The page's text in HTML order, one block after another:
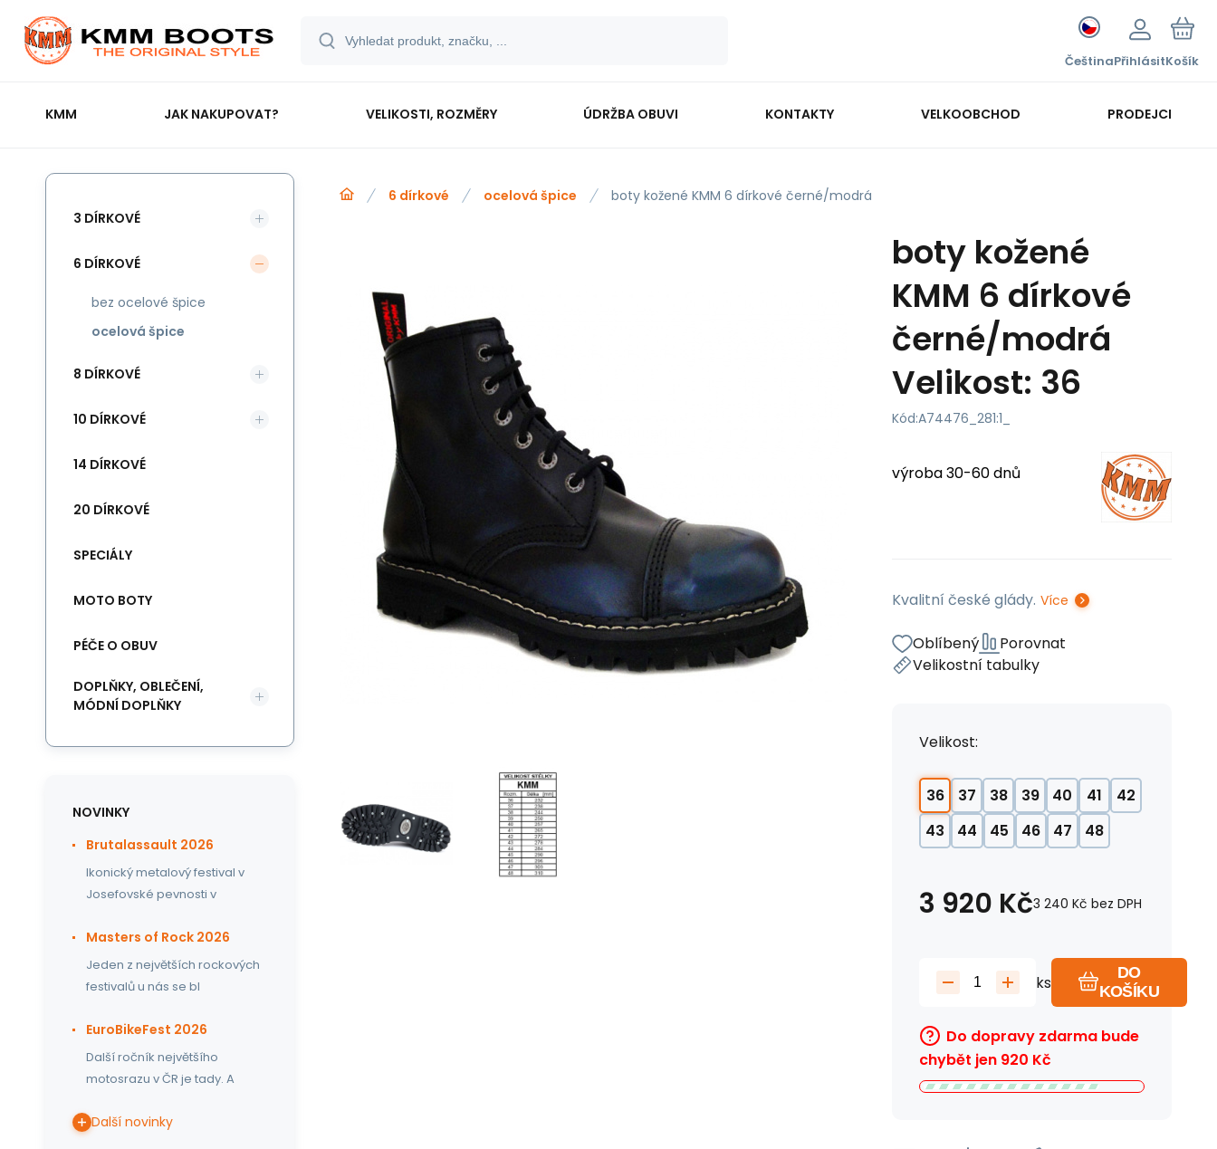
ČeštinaPřihlásitKošík
KMM JAK NAKUPOVAT? VELIKOSTI, ROZMĚRY ÚDRŽBA OBUVI KONTAKTY VELKOOBCHOD PRODEJCI
6 dírkové ocelová špice boty kožené KMM 6 dírkové černé/modrá
boty kožené
KMM 6 dírkové
černé/modrá
Velikost: 36
Kód:A74476_281:1_
výroba 30-60 dnů
Kvalitní české glády. Více
Oblíbený
Porovnat
Velikostní tabulky
Velikost:
36 37 38 39 40 41
42
43
44 45 46 47 48
3 920 Kč3 240 Kč bez DPH
ks
DO
KOŠÍKU
Do dopravy zdarma bude
chybět jen 920 Kč
3 DÍRKOVÉ
6 DÍRKOVÉ
bez ocelové špice
ocelová špice
8 DÍRKOVÉ
10 DÍRKOVÉ
14 DÍRKOVÉ
20 DÍRKOVÉ
SPECIÁLY
MOTO BOTY
PÉČE O OBUV
DOPLŇKY, OBLEČENÍ,
MÓDNÍ DOPLŇKY
NOVINKY
Brutalassault 2026
Ikonický metalový festival v
Josefovské pevnosti v
Masters of Rock 2026
Jeden z největších rockových
festivalů u nás se bl
EuroBikeFest 2026
Další ročník největšího
motosrazu v ČR je tady. A
Další novinky